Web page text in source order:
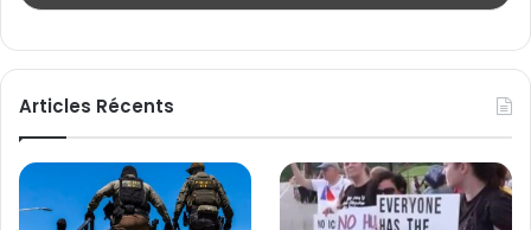
Articles Récents